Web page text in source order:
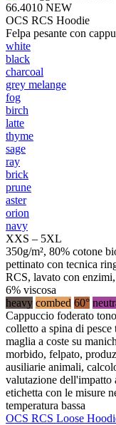
66.4010 NEW
OCS RCS Hoodie
Felpa pesante con
white
black
charcoal
grey melange
fog
birch
latte
thyme
sage
ray
brick
prune
aster
orion
navy
XXS – 5XL
350g/m², 80% cotone
pettinato con tecnica
RCS, lavato con
6% viscosa
heavy combed 60°
Cappuccio foderato
colletto a spina di
maglia a coste su
morbido, felpato,
ausiliarie animali,
valutazione dell'impatto
etichetta con le misure
temperatura bassa
OCS RCS Loose